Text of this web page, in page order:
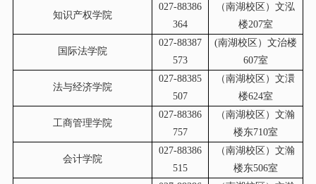
知识产权学院
027-88386
364
（南湖校区）文泓
楼207室
国际法学院
027-88387
573
(南湖校区）文治楼
607室
法与经济学院
027-88385
507
（南湖校区）文澴
楼624室
工商管理学院
027-88386
757
（南湖校区）文瀚
楼东710室
会计学院
027-88386
515
（南湖校区）文瀚
楼东506室